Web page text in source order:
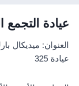
عيادة
العنوان: ميديكال
عيادة 325